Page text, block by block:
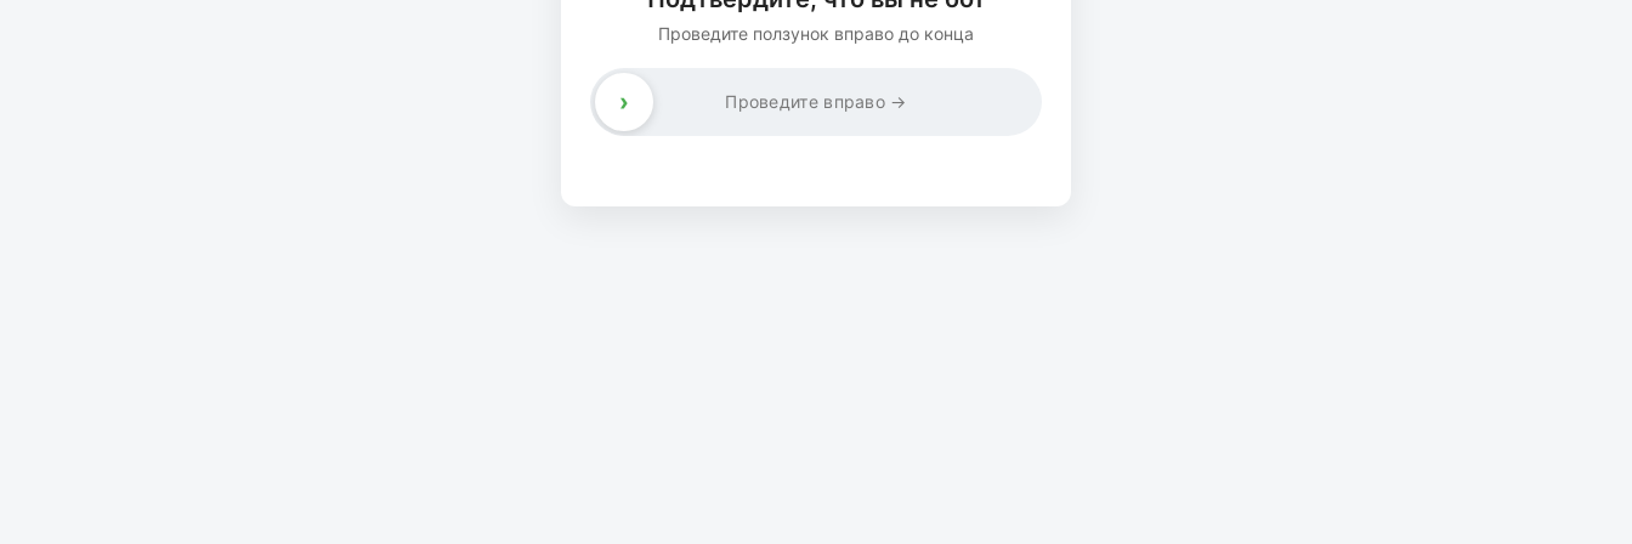
Проведите ползунок вправо до конца
Проведите вправо →
›